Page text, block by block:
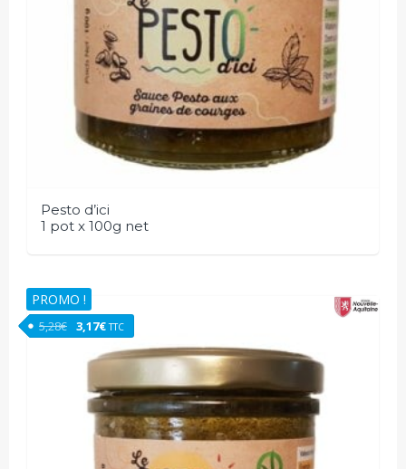
Pesto d’ici
1 pot x 100g net
PROMO !
5,28€ Le prix initial était : 5,28€.
3,17€Le prix actuel est : 3,17€.
TTC